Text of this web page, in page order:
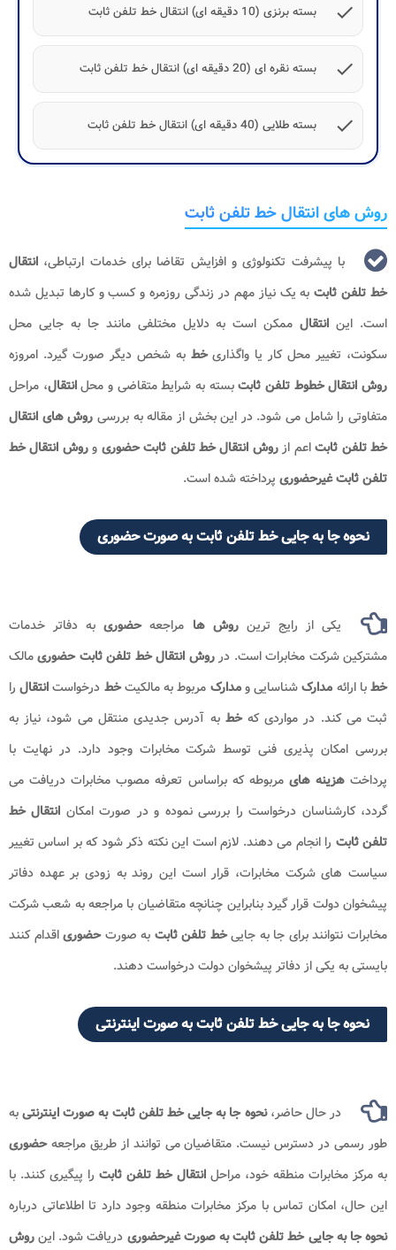
check
بسته برنزی (10 دقیقه ای) انتقال خط تلفن ثابت
check بسته نقره ای (20 دقیقه ای) انتقال خط تلفن ثابت
check بسته طلایی (40 دقیقه ای) انتقال خط تلفن ثابت
روش های انتقال خط تلفن ثابت
با پیشرفت تکنولوژی و افزایش تقاضا برای خدمات ارتباطی، انتقال
خط تلفن ثابتبه یک نیاز مهم در زندگی روزمره و کسب‌ و کارها تبدیل شده
است. این انتقال ممکن است به دلایل مختلفی مانند جا به جایی محل
سکونت، تغییر محل کار یا واگذاریخط به شخص دیگر صورت گیرد. امروزه
روش‌ انتقال خطوط تلفن ثابتبسته به شرایط متقاضی و محلانتقال، مراحل
متفاوتی را شامل می ‌شود. در این بخش از مقاله به بررسی روش های انتقال
خط تلفن ثابتاعم ازروش انتقال خط تلفن ثابت حضوری وروش انتقال خط
تلفن ثابت غیرحضوری پرداخته شده است.
نحوه جا به جایی خط تلفن ثابت به صورت حضوری
یکی از رایج‌ ترینروش‌ ها مراجعهحضوری به دفاتر خدمات
مشترکین شرکت مخابرات است. درروش انتقال خط تلفن ثابت حضوریمالک
خطبا ارائه مدارکشناسایی ومدارک مربوط به مالکیتخط درخواستانتقال را
ثبت می ‌کند. در مواردی کهخطبه آدرس جدیدی منتقل می ‌شود، نیاز به
بررسی امکان‌ پذیری فنی توسط شرکت مخابرات وجود دارد. در نهایت با
پرداختهزینه هایمربوطه که براساس تعرفه مصوب مخابرات دریافت می
گردد، کارشناسان درخواست را بررسی نموده و در صورت امکان انتقال خط
تلفن ثابت را انجام می دهند. لازم است این نکته ذکر شود که بر اساس تغییر
سیاست های شرکت مخابرات، قرار است این روند به زودی بر عهده دفاتر
پیشخوان دولت قرار گیرد بنابراین چنانچه متقاضیان با مراجعه به شعب شرکت
مخابرات نتوانند برای جا به جاییخط تلفن ثابت به صورتحضوریاقدام کنند
بایستی به یکی از دفاتر پیشخوان دولت درخواست دهند.
نحوه جا به جایی خط تلفن ثابت به صورت اینترنتی
در حال حاضر،نحوه جا به جایی خط تلفن ثابت به صورت اینترنتیبه
طور رسمی در دسترس نیست. متقاضیان می توانند از طریق مراجعهحضوری
به مرکز مخابرات منطقه خود، مراحل انتقال خط تلفن ثابت را پیگیری کنند. با
این حال، امکان تماس با مرکز مخابرات منطقه وجود دارد تا اطلاعاتی درباره
نحوه جا به جایی خط تلفن ثابت به صورت غیرحضوری دریافت شود. اینروش